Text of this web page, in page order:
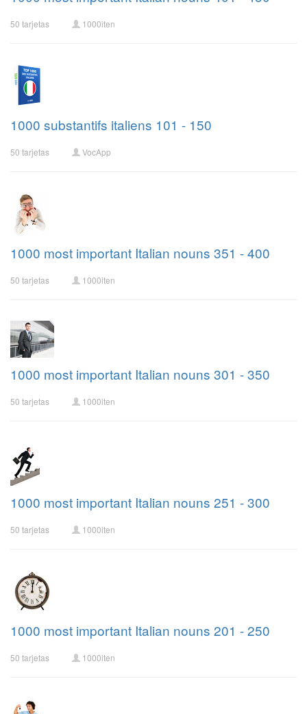
50 tarjetas 1000iten
1000 substantifs italiens 101 - 150
50 tarjetas VocApp
1000 most important Italian nouns 351 - 400
50 tarjetas 1000iten
1000 most important Italian nouns 301 - 350
50 tarjetas 1000iten
1000 most important Italian nouns 251 - 300
50 tarjetas 1000iten
1000 most important Italian nouns 201 - 250
50 tarjetas 1000iten